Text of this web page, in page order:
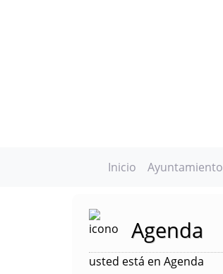
Inicio Ayuntamiento
Agenda
usted está en Agenda